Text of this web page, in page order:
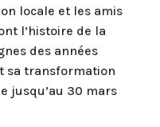
locale et les amis
l’histoire de la
des années
sa transformation
jusqu’au 30 mars